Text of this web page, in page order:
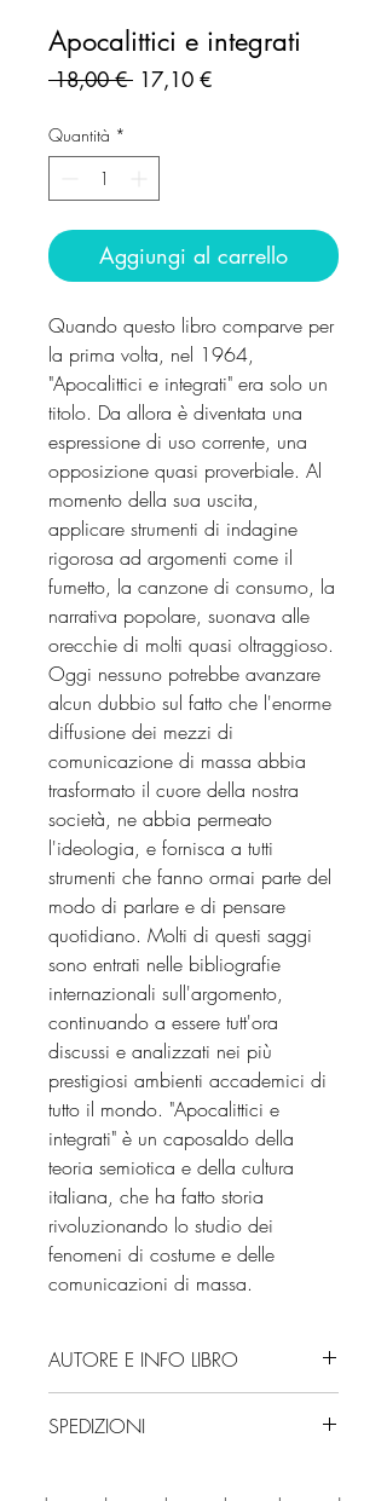
Apocalittici e integrati
18,00 € Prezzo
17,10 €Prezzo
Quantità *
Aggiungi al carrello
Quando questo libro comparve per
la prima volta, nel 1964,
"Apocalittici e integrati" era solo un
titolo. Da allora è diventata una
espressione di uso corrente, una
opposizione quasi proverbiale. Al
momento della sua uscita,
applicare strumenti di indagine
rigorosa ad argomenti come il
fumetto, la canzone di consumo, la
narrativa popolare, suonava alle
orecchie di molti quasi oltraggioso.
Oggi nessuno potrebbe avanzare
alcun dubbio sul fatto che l'enorme
diffusione dei mezzi di
comunicazione di massa abbia
trasformato il cuore della nostra
società, ne abbia permeato
l'ideologia, e fornisca a tutti
strumenti che fanno ormai parte del
modo di parlare e di pensare
quotidiano. Molti di questi saggi
sono entrati nelle bibliografie
internazionali sull'argomento,
continuando a essere tutt'ora
discussi e analizzati nei più
prestigiosi ambienti accademici di
tutto il mondo. "Apocalittici e
integrati" è un caposaldo della
teoria semiotica e della cultura
italiana, che ha fatto storia
rivoluzionando lo studio dei
fenomeni di costume e delle
comunicazioni di massa.
AUTORE E INFO LIBRO
Editore: La Nave di Teseo
Edizione: 2025
SPEDIZIONI